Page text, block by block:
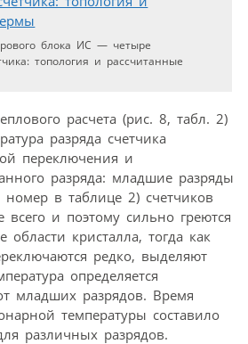
блока ИС — четыре
топология и рассчитанные
расчета (рис. 8, табл. 2)
разряда счетчика
переключения и
разряда: младшие разряды
в таблице 2) счетчиков
всего и поэтому сильно греются
кристалла, тогда как
редко, выделяют
определяется
младших разрядов. Время
температуры составило
различных разрядов.